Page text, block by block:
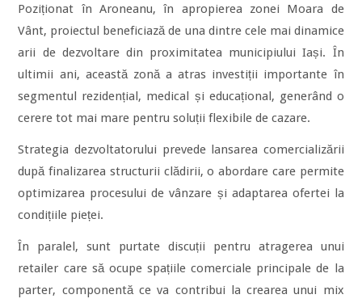
Poziționat în Aroneanu, în apropierea zonei Moara de
Vânt, proiectul beneficiază de una dintre cele mai dinamice
arii de dezvoltare din proximitatea municipiului Iași. În
ultimii ani, această zonă a atras investiții importante în
segmentul rezidențial, medical și educațional, generând o
cerere tot mai mare pentru soluții flexibile de cazare.
Strategia dezvoltatorului prevede lansarea comercializării
după finalizarea structurii clădirii, o abordare care permite
optimizarea procesului de vânzare și adaptarea ofertei la
condițiile pieței.
În paralel, sunt purtate discuții pentru atragerea unui
retailer care să ocupe spațiile comerciale principale de la
parter, componentă ce va contribui la crearea unui mix